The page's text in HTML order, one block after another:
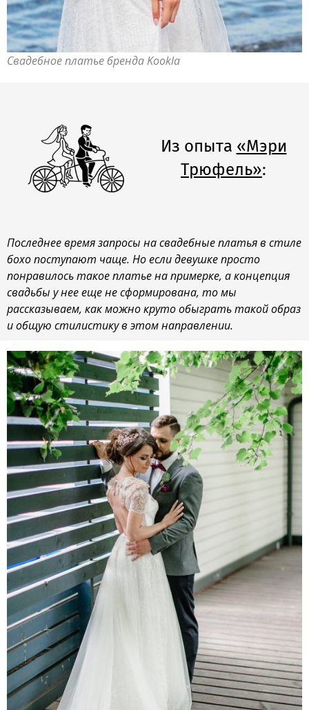
Свадебное платье бренда Kookla
Из опыта «Мэри
Трюфель»:
Последнее время запросы на свадебные платья в стиле
бохо поступают чаще. Но если девушке просто
понравилось такое платье на примерке, а концепция
свадьбы у нее еще не сформирована, то мы
рассказываем, как можно круто обыграть такой образ
и общую стилистику в этом направлении.